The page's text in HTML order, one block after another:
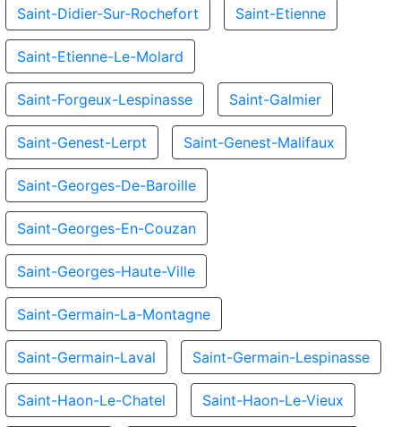
Saint-Didier-Sur-Rochefort Saint-Etienne
Saint-Etienne-Le-Molard
Saint-Forgeux-Lespinasse Saint-Galmier
Saint-Genest-Lerpt Saint-Genest-Malifaux
Saint-Georges-De-Baroille
Saint-Georges-En-Couzan
Saint-Georges-Haute-Ville
Saint-Germain-La-Montagne
Saint-Germain-Laval Saint-Germain-Lespinasse
Saint-Haon-Le-Chatel Saint-Haon-Le-Vieux